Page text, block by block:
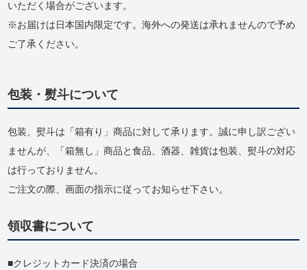
いただく場合がございます。
※お届けは日本国内限定です。海外への発送は承れませんので予め
ご了承ください。
包装・熨斗について
包装、熨斗は「箱有り」商品に対して承ります。誠に申し訳ござい
ませんが、「箱無し」商品と食品、酒器、雑貨は包装、熨斗の対応
は行っておりません。
ご注文の際、画面の指示に従ってお知らせ下さい。
領収書について
クレジットカード決済の場合